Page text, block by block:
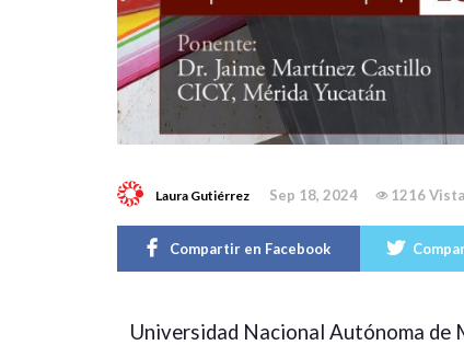
Laura Gutiérrez Sep 18, 2024 1216
Compartir en Facebook
Universidad Nacional Autónoma de